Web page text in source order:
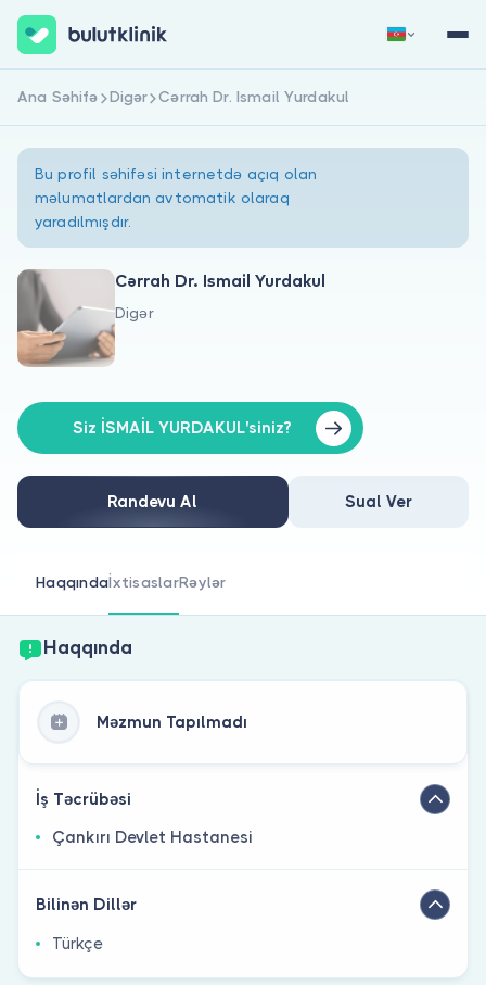
Haqqımızda
Xəstələr üçün
Həkimlər üçün
Qeydiyyat Daxil Ol
Ana Səhifə Digər Cərrah Dr. Ismail Yurdakul
Bu profil səhifəsi internetdə açıq olan
məlumatlardan avtomatik olaraq
yaradılmışdır.
Cərrah Dr. Ismail Yurdakul
Digər
Siz İSMAİL YURDAKUL'siniz?
Randevu Al Sual Ver
HaqqındaİxtisaslarRəylər
Haqqında
Məzmun Tapılmadı
İş Təcrübəsi
Çankırı Devlet Hastanesi
Bilinən Dillər
Türkçe